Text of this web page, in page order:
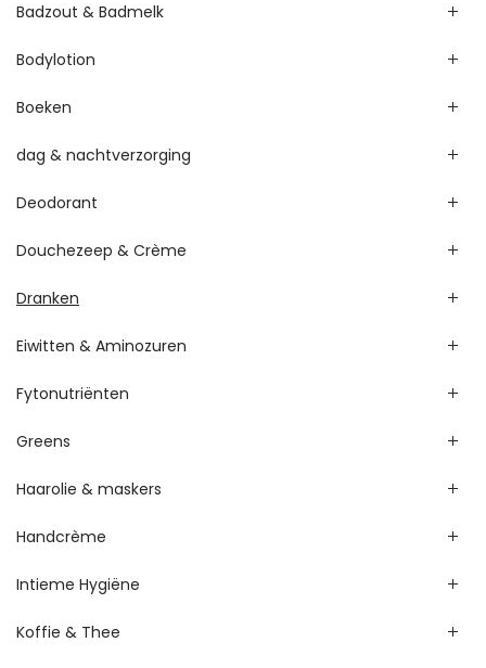
Badzout & Badmelk
Bodylotion
Boeken
dag & nachtverzorging
Deodorant
Douchezeep & Crème
Dranken
Eiwitten & Aminozuren
Fytonutriënten
Greens
Haarolie & maskers
Handcrème
Intieme Hygiëne
Koffie & Thee